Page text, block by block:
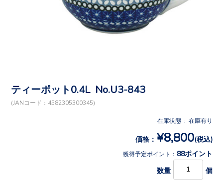
ティーポット0.4L No.U3-843
(JANコード：4582305300345)
在庫状態 : 在庫有り
価格： ¥8,800(税込)
獲得予定ポイント： 88ポイント
数量 個